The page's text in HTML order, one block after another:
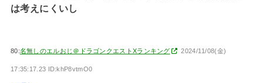
は考えにくいし
80:名無しのエルおじ＠ドラゴンクエストXランキング 2024/11/08(金)
17:35:17.23 ID:khP8vtmO0